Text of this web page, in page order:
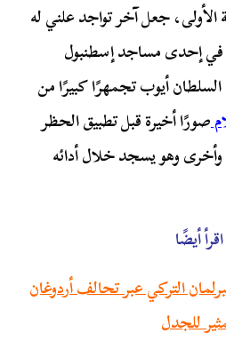
الأولى، جعل آخر تواجد علني له
في إحدى مساجد إسطنبول
أيوب تجمهرًا كبيرًا من
صورًا أخيرة قبل تطبيق الحظر
وأخرى وهو يسجد خلال أدائه
اقرأ أيضًا
التركي عبر تحالف أردوغان
للجدل